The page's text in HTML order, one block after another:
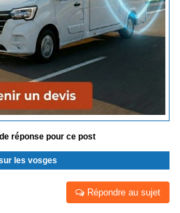
réponse pour ce post
les vosges
Répondre au sujet